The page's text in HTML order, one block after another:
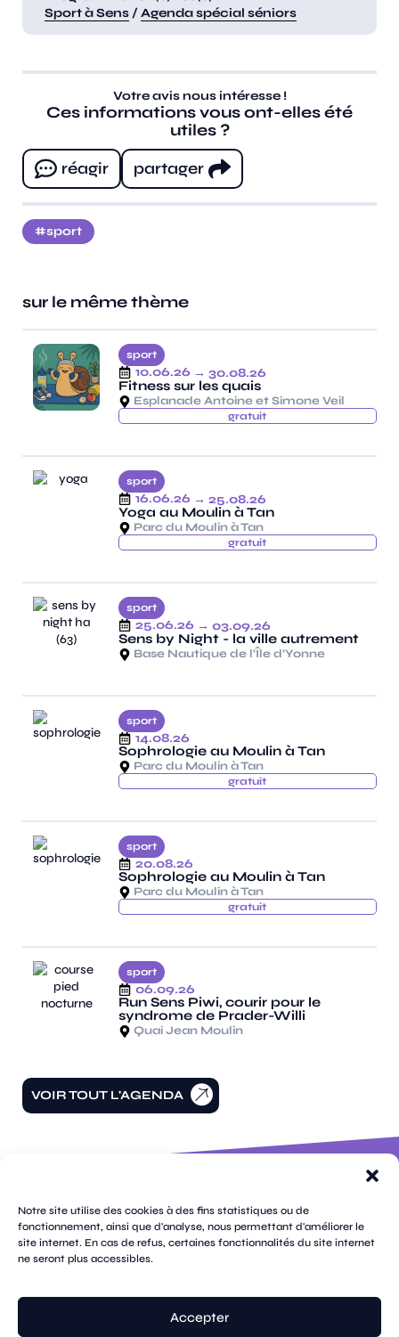
Notre site utilise des cookies à des fins statistiques ou de
fonctionnement, ainsi que d'analyse, nous permettant d'améliorer le
site internet. En cas de refus, certaines fonctionnalités du site internet
ne seront plus accessibles.
Accepter
Sport à Sens / Agenda spécial séniors
Votre avis nous intéresse !
Ces informations vous ont-elles été
utiles ?
réagir
partager
sport
sur le même thème
sport
10.06.26 → 30.08.26
Fitness sur les quais
Esplanade Antoine et Simone Veil
gratuit
sport
16.06.26 → 25.08.26
Yoga au Moulin à Tan
Parc du Moulin à Tan
gratuit
sport
25.06.26 → 03.09.26
Sens by Night - la ville autrement
Base Nautique de l’Île d’Yonne
sport
14.08.26
Sophrologie au Moulin à Tan
Parc du Moulin à Tan
gratuit
sport
20.08.26
Sophrologie au Moulin à Tan
Parc du Moulin à Tan
gratuit
sport
06.09.26
Run Sens Piwi, courir pour le
syndrome de Prader-Willi
Quai Jean Moulin
VOIR TOUT L'AGENDA
de la
république
CS
70809
89108
Cedex
facebook
instagram
threads
tik
tok
whatsapp
linkedin
youtube
twitter
(X)
pages
plan